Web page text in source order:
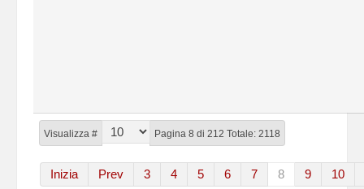
Visualizza # Pagina 8 di 212 Totale: 2118
Inizia Prev 3 4 5 6 7 8 9 10